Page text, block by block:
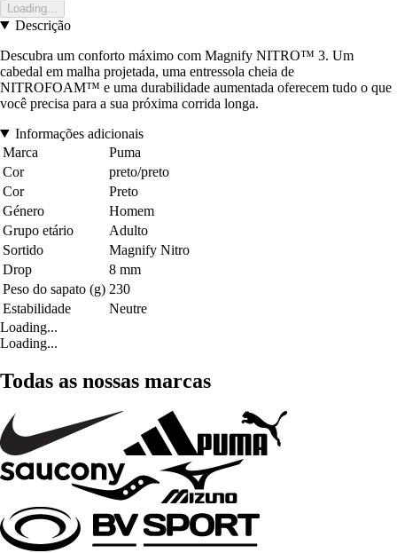
Loading...
Descrição
Descubra um conforto máximo com Magnify NITRO™ 3. Um
cabedal em malha projetada, uma entressola cheia de
NITROFOAM™ e uma durabilidade aumentada oferecem tudo o que
você precisa para a sua próxima corrida longa.
Informações adicionais
Marca
Puma
Cor
preto/preto
Cor
Preto
Género
Homem
Grupo etário
Adulto
Sortido
Magnify Nitro
Drop
8 mm
Peso do sapato (g) 230
Estabilidade
Neutre
Loading...
Loading...
Todas as nossas marcas